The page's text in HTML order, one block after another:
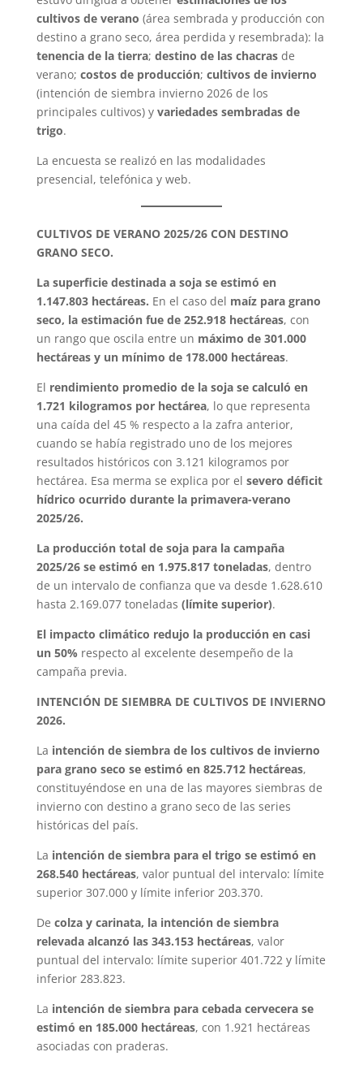
cultivos de verano (área sembrada y producción con
destino a grano seco, área perdida y resembrada): la
tenencia de la tierra; destino de las chacrasde
verano; costos de producción; cultivos de invierno
(intención de siembra invierno 2026 de los
principales cultivos) y variedades sembradas de
trigo.
La encuesta se realizó en las modalidades
presencial, telefónica y web.
CULTIVOS DE VERANO 2025/26 CON DESTINO
GRANO SECO.
La superficie destinada a soja se estimó en
1.147.803 hectáreas. En el caso del maíz para grano
seco, la estimación fue de 252.918 hectáreas, con
un rango que oscila entre un máximo de 301.000
hectáreas y un mínimo de 178.000 hectáreas.
El rendimiento promedio de la soja se calculó en
1.721 kilogramos por hectárea, lo que representa
una caída del 45 % respecto a la zafra anterior,
cuando se había registrado uno de los mejores
resultados históricos con 3.121 kilogramos por
hectárea. Esa merma se explica por el severo déficit
hídrico ocurrido durante la primavera-verano
2025/26.
La producción total de soja para la campaña
2025/26 se estimó en 1.975.817 toneladas, dentro
de un intervalo de confianza que va desde 1.628.610
hasta 2.169.077 toneladas (límite superior).
El impacto climático redujo la producción en casi
un 50% respecto al excelente desempeño de la
campaña previa.
INTENCIÓN DE SIEMBRA DE CULTIVOS DE INVIERNO
2026.
La intención de siembra de los cultivos de invierno
para grano seco se estimó en 825.712 hectáreas,
constituyéndose en una de las mayores siembras de
invierno con destino a grano seco de las series
históricas del país.
La intención de siembra para el trigo se estimó en
268.540 hectáreas, valor puntual del intervalo: límite
superior 307.000 y límite inferior 203.370.
De colza y carinata, la intención de siembra
relevada alcanzó las 343.153 hectáreas, valor
puntual del intervalo: límite superior 401.722 y límite
inferior 283.823.
La intención de siembra para cebada cervecera se
estimó en 185.000 hectáreas, con 1.921 hectáreas
asociadas con praderas.